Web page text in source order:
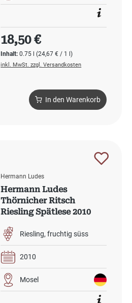
Inhalt:0.75 l(24,67 € / 1 l)
Regulärer Preis:
18,50 €
inkl. MwSt. zzgl. Versandkosten
In den Warenkorb
Hermann Ludes
Hermann Ludes
Thörnicher Ritsch
Riesling Spätlese 2010
Riesling fruchtig süss
2010
Mosel